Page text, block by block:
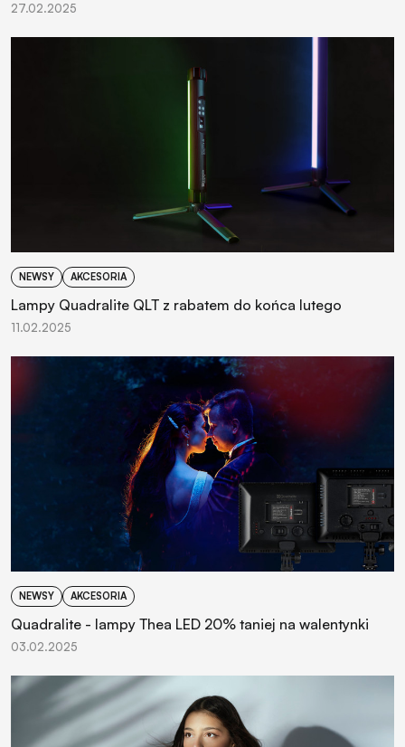
27.02.2025
NEWSY AKCESORIA
Lampy Quadralite QLT z rabatem do końca lutego
11.02.2025
NEWSY AKCESORIA
Quadralite - lampy Thea LED 20% taniej na walentynki
03.02.2025